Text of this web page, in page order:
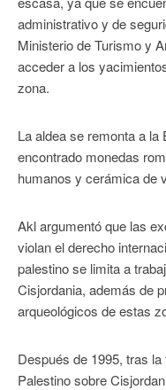
administrativo y de
Ministerio de Turismo y
acceder a los
zona.
La aldea se remonta a
encontrado monedas
humanos y cerámica de
Akl argumentó que las
violan el derecho
palestino se limita a
Cisjordania, además de
arqueológicos de estas
Después de 1995, tras
Palestino sobre